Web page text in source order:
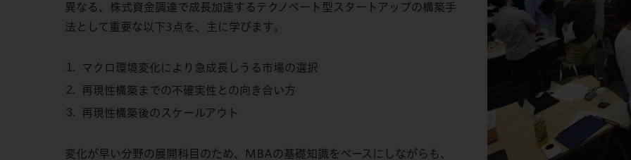
異なる、株式資金調達で成長加速するテクノベート型スタートアップの構築手
法として重要な以下3点を、主に学びます。
マクロ環境変化により急成長しうる市場の選択
再現性構築までの不確実性との向き合い方
再現性構築後のスケールアウト
変化が早い分野の展開科目のため、MBAの基礎知識をベースにしながらも、